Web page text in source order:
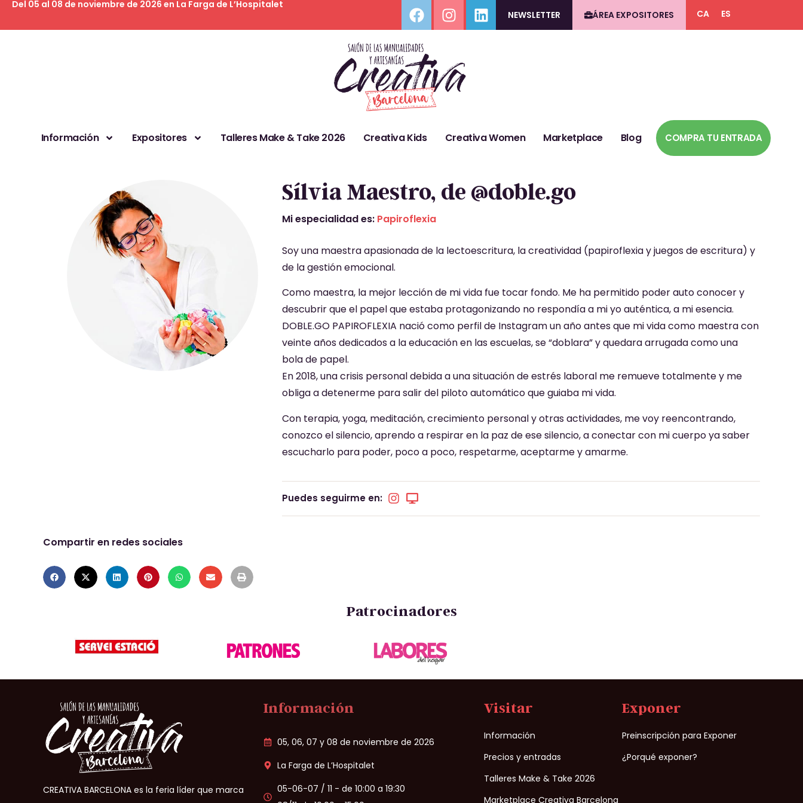
Del 05 al 08 de noviembre de 2026 en La Farga de L’Hospitalet
NEWSLETTER
ÁREA EXPOSITORES CA ES
Información Expositores Talleres Make & Take 2026 Creativa Kids Creativa Women Marketplace Blog COMPRA TU ENTRADA
Sílvia Maestro, de @doble.go
Mi especialidad es: Papiroflexia
Soy una maestra apasionada de la lectoescritura, la creatividad (papiroflexia y juegos de escritura) y
de la gestión emocional.
Como maestra, la mejor lección de mi vida fue tocar fondo. Me ha permitido poder auto conocer y
descubrir que el papel que estaba protagonizando no respondía a mi yo auténtica, a mi esencia.
DOBLE.GO PAPIROFLEXIA nació como perfil de Instagram un año antes que mi vida como maestra con
veinte años dedicados a la educación en las escuelas, se “doblara” y quedara arrugada como una
bola de papel.
En 2018, una crisis personal debida a una situación de estrés laboral me remueve totalmente y me
obliga a detenerme para salir del piloto automático que guiaba mi vida.
Con terapia, yoga, meditación, crecimiento personal y otras actividades, me voy reencontrando,
conozco el silencio, aprendo a respirar en la paz de ese silencio, a conectar con mi cuerpo ya saber
escucharlo para poder, poco a poco, respetarme, aceptarme y amarme.
Puedes seguirme en:
Compartir en redes sociales
Patrocinadores
CREATIVA BARCELONA es la feria líder que marca
Información
05, 06, 07 y 08 de noviembre de 2026
La Farga de L’Hospitalet
05-06-07 / 11 - de 10:00 a 19:30
Visitar
Información
Precios y entradas
Talleres Make & Take 2026
Marketplace Creativa Barcelona
Exponer
Preinscripción para Exponer
¿Porqué exponer?